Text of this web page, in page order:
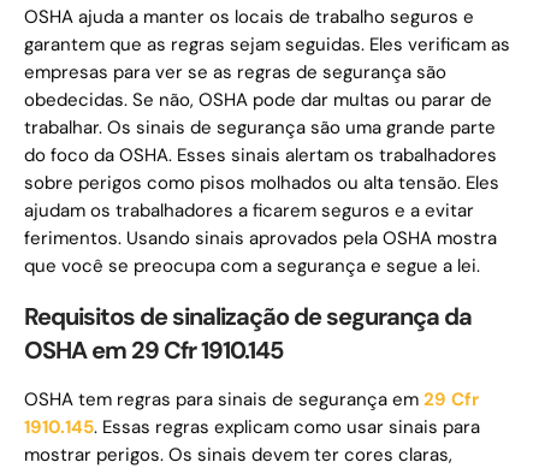
OSHA ajuda a manter os locais de trabalho seguros e
garantem que as regras sejam seguidas. Eles verificam as
empresas para ver se as regras de segurança são
obedecidas. Se não, OSHA pode dar multas ou parar de
trabalhar. Os sinais de segurança são uma grande parte
do foco da OSHA. Esses sinais alertam os trabalhadores
sobre perigos como pisos molhados ou alta tensão. Eles
ajudam os trabalhadores a ficarem seguros e a evitar
ferimentos. Usando sinais aprovados pela OSHA mostra
que você se preocupa com a segurança e segue a lei.
Requisitos de sinalização de segurança da
OSHA em 29 Cfr 1910.145
OSHA tem regras para sinais de segurança em 29 Cfr
1910.145. Essas regras explicam como usar sinais para
mostrar perigos. Os sinais devem ter cores claras,